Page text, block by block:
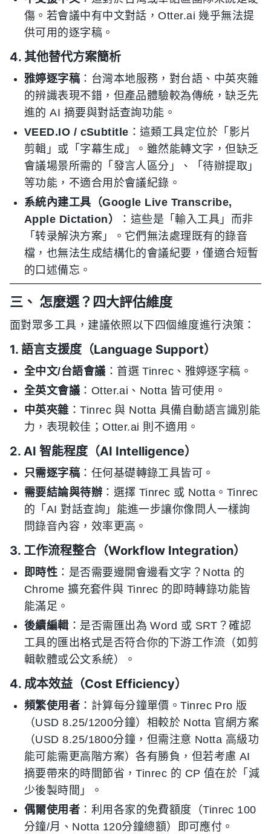
傷。若會議中有中文對話，Otter.ai 幾乎無法提
供可用的逐字稿。
4. 其他替代方案簡析
雅婷逐字稿 ：台灣本地服務，對台語、中英夾雜
的辨識表現不錯，但產品體驗較為傳統，缺乏先
進的 AI 摘要與對話查詢功能。
VEED.IO / cSubtitle ：這類工具定位於「影片
剪輯」或「字幕生成」。雖然能轉文字，但缺乏
會議場景所需的「發言人區分」、「待辦提取」
等功能，不適合用於會議紀錄。
系統內建工具（Google Live Transcribe,
Apple Dictation）
：這些是「輸入工具」而非
「转录解決方案」。它們無法處理既有的錄音
檔，也無法生成結構化的會議紀要，僅適合短暫
的口述備忘。
三、 怎麼選？四大評估維度
面對眾多工具，建議依照以下四個維度進行決策：
1. 語言支援度（Language Support）
全中文/台語會議 ：首選 Tinrec、雅婷逐字稿。
全英文會議 ：Otter.ai、Notta 皆可使用。
中英夾雜 ：Tinrec 與 Notta 具備自動語言識別能
力，表現較佳；Otter.ai 則不適用。
2. AI 智能程度（AI Intelligence）
只需逐字稿 ：任何基礎轉錄工具皆可。
需要結論與待辦 ：選擇 Tinrec 或 Notta。Tinrec
的「AI 對話查詢」能進一步讓你像問人一樣詢
問錄音內容，效率更高。
3. 工作流程整合（Workflow Integration）
即時性 ：是否需要邊開會邊看文字？Notta 的
Chrome 擴充套件與 Tinrec 的即時轉錄功能皆
能滿足。
後續編輯 ：是否需匯出為 Word 或 SRT？確認
工具的匯出格式是否符合你的下游工作流（如剪
輯軟體或公文系統）。
4. 成本效益（Cost Efficiency）
頻繁使用者 ：計算每分鐘單價。Tinrec Pro 版
（USD 8.25/1200分鐘）相較於 Notta 官網方案
（USD 8.25/1800分鐘，但需注意 Notta 高級功
能可能需更高階方案）各有勝負，但若考慮 AI
摘要帶來的時間節省，Tinrec 的 CP 值在於「減
少後製時間」。
偶爾使用者 ：利用各家的免費額度（Tinrec 100
分鐘/月、Notta 120分鐘總額）即可應付。